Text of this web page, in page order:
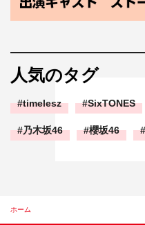
人気のタグ
timelesz SixTONES
乃木坂46 櫻坂46
ホーム